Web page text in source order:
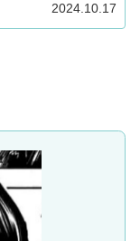
2024.10.17